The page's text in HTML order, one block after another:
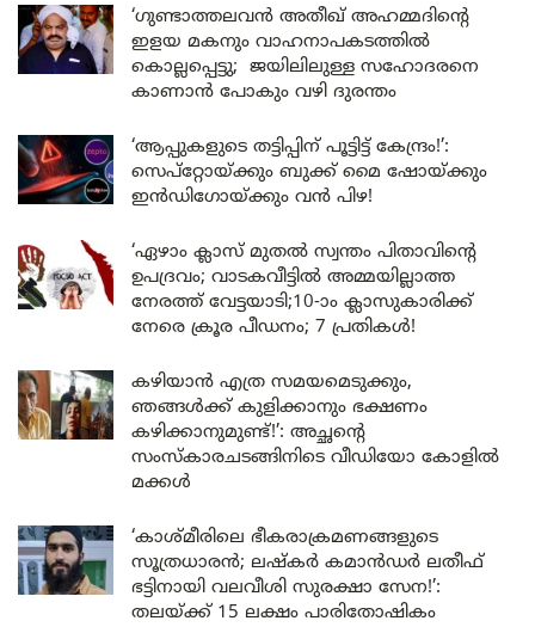
‘ഗുണ്ടാത്തലവൻ അതീഖ് അഹമ്മദിന്റെ
ഇളയ മകനും വാഹനാപകടത്തിൽ
കൊല്ലപ്പെട്ടു; ജയിലിലുള്ള സഹോദരനെ
കാണാൻ പോകും വഴി ദുരന്തം
‘ആപ്പുകളുടെ തട്ടിപ്പിന് പൂട്ടിട്ട് കേന്ദ്രം!’:
സെപ്റ്റോയ്ക്കും ബുക്ക് മൈ ഷോയ്ക്കും
ഇൻഡിഗോയ്ക്കും വൻ പിഴ!
‘ഏഴാം ക്ലാസ് മുതൽ സ്വന്തം പിതാവിന്റെ
ഉപദ്രവം; വാടകവീട്ടിൽ അമ്മയില്ലാത്ത
നേരത്ത് വേട്ടയാടി;10-ാം ക്ലാസുകാരിക്ക്
നേരെ ക്രൂര പീഡനം; 7 പ്രതികൾ!
കഴിയാൻ എത്ര സമയമെടുക്കും,
ഞങ്ങൾക്ക് കുളിക്കാനും ഭക്ഷണം
കഴിക്കാനുമുണ്ട്!’: അച്ഛന്റെ
സംസ്കാരചടങ്ങിനിടെ വീഡിയോ കോളിൽ
മക്കൾ
‘കാശ്മീരിലെ ഭീകരാക്രമണങ്ങളുടെ
സൂത്രധാരൻ; ലഷ്കർ കമാൻഡർ ലതീഫ്
ഭട്ടിനായി വലവീശി സുരക്ഷാ സേന!’:
തലയ്ക്ക് 15 ലക്ഷം പാരിതോഷികം